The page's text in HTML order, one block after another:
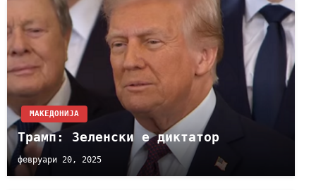
МАКЕДОНИЈА
Трамп: Зеленски е диктатор
февруари 20, 2025